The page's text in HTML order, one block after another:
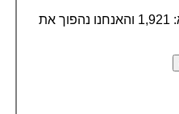
כתבו את המספר אותו יש להפוך למילים, לדוגמא: 1,921 והאנחנו נהפוך את